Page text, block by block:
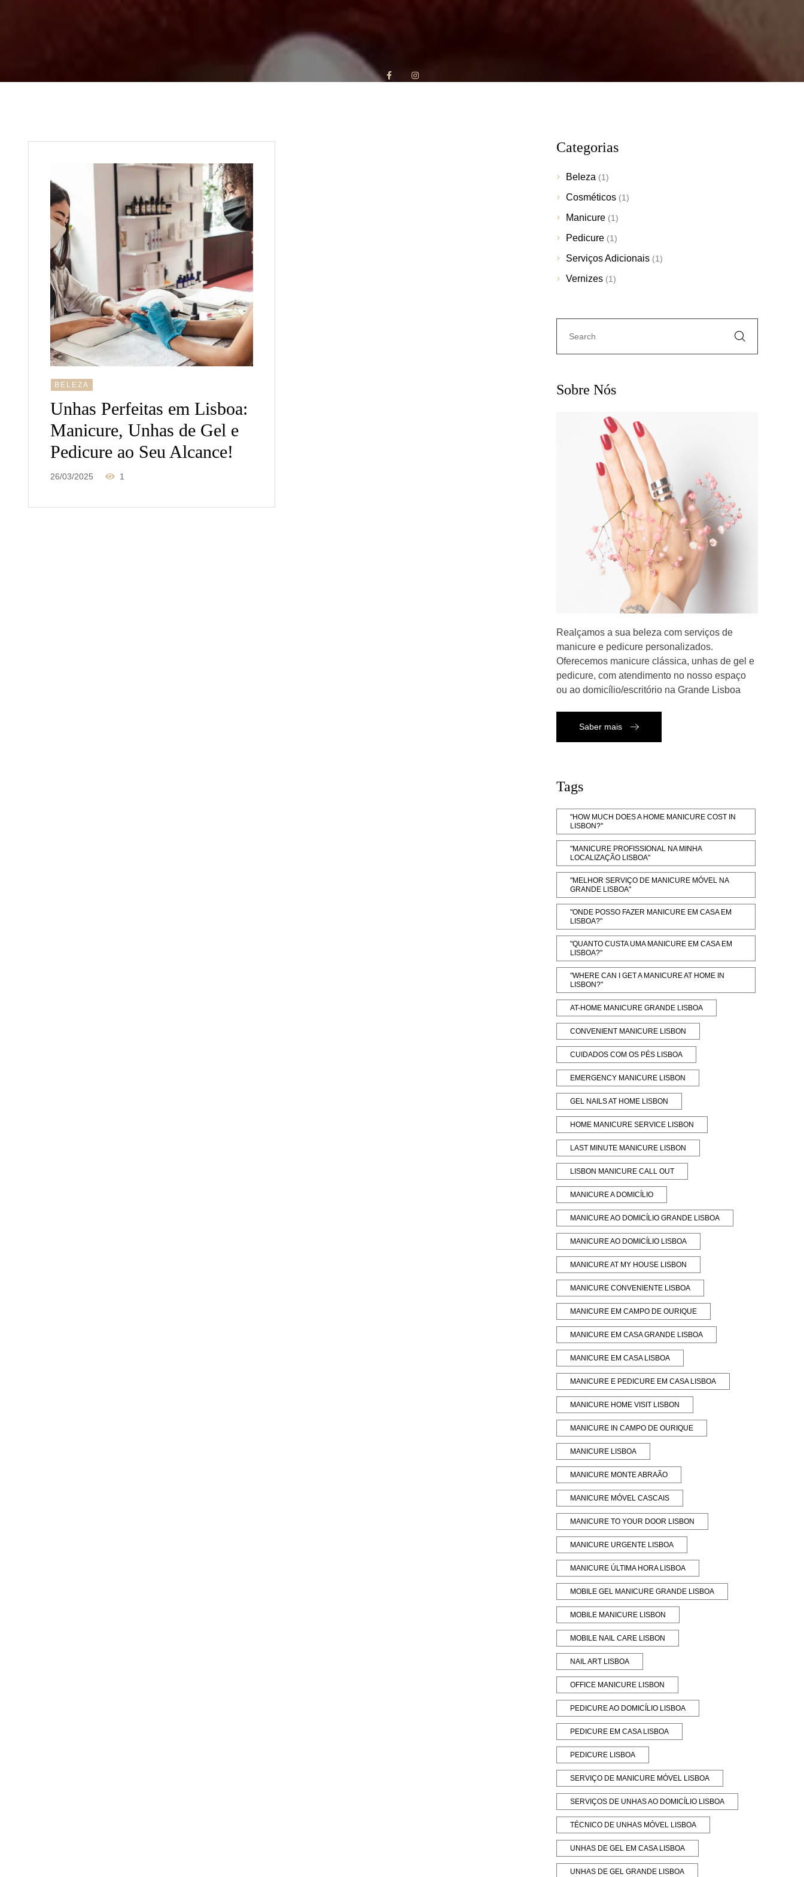
BELEZA
Unhas Perfeitas em Lisboa:
Manicure, Unhas de Gel e
Pedicure ao Seu Alcance!
26/03/2025 1
Categorias
Beleza (1)
Cosméticos (1)
Manicure (1)
Pedicure (1)
Serviços Adicionais (1)
Vernizes (1)
Sobre Nós
Realçamos a sua beleza com serviços de
manicure e pedicure personalizados.
Oferecemos manicure clássica, unhas de gel e
pedicure, com atendimento no nosso espaço
ou ao domicílio/escritório na Grande Lisboa
Saber mais
Tags
"HOW MUCH DOES A HOME MANICURE COST IN
LISBON?"
"MANICURE PROFISSIONAL NA MINHA
LOCALIZAÇÃO LISBOA"
"MELHOR SERVIÇO DE MANICURE MÓVEL NA
GRANDE LISBOA"
"ONDE POSSO FAZER MANICURE EM CASA EM
LISBOA?"
"QUANTO CUSTA UMA MANICURE EM CASA EM
LISBOA?"
"WHERE CAN I GET A MANICURE AT HOME IN
LISBON?"
AT-HOME MANICURE GRANDE LISBOA
CONVENIENT MANICURE LISBON
CUIDADOS COM OS PÉS LISBOA
EMERGENCY MANICURE LISBON
GEL NAILS AT HOME LISBON
HOME MANICURE SERVICE LISBON
LAST MINUTE MANICURE LISBON
LISBON MANICURE CALL OUT
MANICURE A DOMICÍLIO
MANICURE AO DOMICÍLIO GRANDE LISBOA
MANICURE AO DOMICÍLIO LISBOA
MANICURE AT MY HOUSE LISBON
MANICURE CONVENIENTE LISBOA
MANICURE EM CAMPO DE OURIQUE
MANICURE EM CASA GRANDE LISBOA
MANICURE EM CASA LISBOA
MANICURE E PEDICURE EM CASA LISBOA
MANICURE HOME VISIT LISBON
MANICURE IN CAMPO DE OURIQUE
MANICURE LISBOA
MANICURE MONTE ABRAÃO
MANICURE MÓVEL CASCAIS
MANICURE TO YOUR DOOR LISBON
MANICURE URGENTE LISBOA
MANICURE ÚLTIMA HORA LISBOA
MOBILE GEL MANICURE GRANDE LISBOA
MOBILE MANICURE LISBON
MOBILE NAIL CARE LISBON
NAIL ART LISBOA
OFFICE MANICURE LISBON
PEDICURE AO DOMICÍLIO LISBOA
PEDICURE EM CASA LISBOA
PEDICURE LISBOA
SERVIÇO DE MANICURE MÓVEL LISBOA
SERVIÇOS DE UNHAS AO DOMICÍLIO LISBOA
TÉCNICO DE UNHAS MÓVEL LISBOA
UNHAS DE GEL EM CASA LISBOA
UNHAS DE GEL GRANDE LISBOA